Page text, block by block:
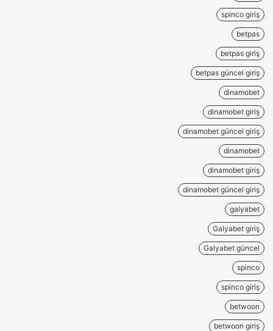
spinco giriş
betpas
betpas giriş
betpas güncel giriş
dinamobet
dinamobet giriş
dinamobet güncel giriş
dinamobet
dinamobet giriş
dinamobet güncel giriş
galyabet
Galyabet giriş
Galyabet güncel
spinco
spinco giriş
betwoon
betwoon giriş